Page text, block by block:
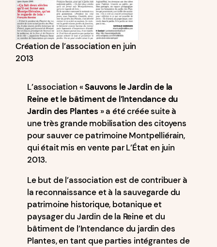
Création de l’association en juin
2013
L’association «Sauvons le Jardin de la
Reine et le bâtiment de l’Intendance du
Jardin des Plantes » a été créée suite à
une très grande mobilisation des citoyens
pour sauver ce patrimoine Montpelliérain,
qui était mis en vente par L’État en juin
2013.
Le but de l’association est de contribuer à
la reconnaissance et à la sauvegarde du
patrimoine historique, botanique et
paysager du Jardin de la Reine et du
bâtiment de l’Intendance du jardin des
Plantes, en tant que parties intégrantes de